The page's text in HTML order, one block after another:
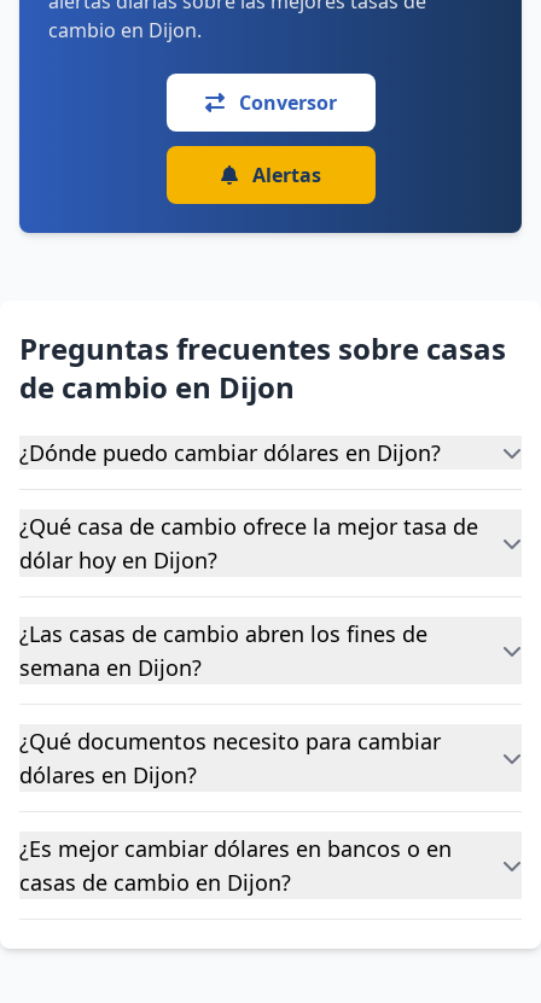
cambio en Dijon.
Conversor
Alertas
Preguntas frecuentes sobre casas
de cambio en Dijon
¿Dónde puedo cambiar dólares en Dijon?
¿Qué casa de cambio ofrece la mejor tasa de
dólar hoy en Dijon?
¿Las casas de cambio abren los fines de
semana en Dijon?
¿Qué documentos necesito para cambiar
dólares en Dijon?
¿Es mejor cambiar dólares en bancos o en
casas de cambio en Dijon?